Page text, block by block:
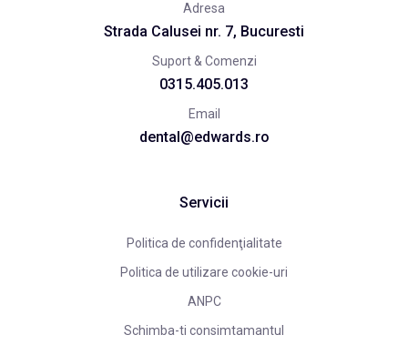
Adresa
Strada Calusei nr. 7, Bucuresti
Suport & Comenzi
0315.405.013
Email
dental@edwards.ro
Servicii
Politica de confidenţialitate
Politica de utilizare cookie-uri
ANPC
Schimba-ti consimtamantul